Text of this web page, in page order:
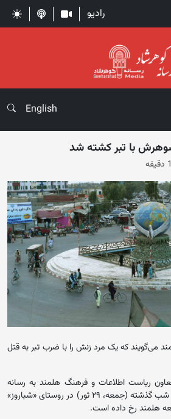
رادیو
English
با تبر کشته شد
می‌گویند که یک مرد زنش را با ضرب تبر به قتل
ریاست اطلاعات و فرهنگ هلمند به رسانه
گوهرشاد گفت که این رویداد شب گذشته (جمعه، ۲۹ ثور) در روستای «شباروز»
هلمند رخ داده است.